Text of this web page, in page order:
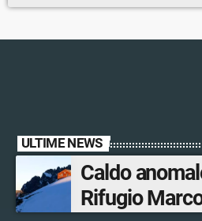
ULTIME NEWS
Caldo anomalo:
Rifugio